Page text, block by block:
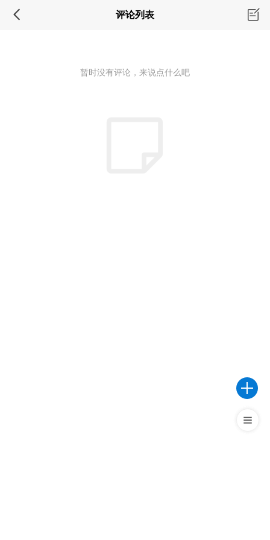
评论列表
暂时没有评论，来说点什么吧